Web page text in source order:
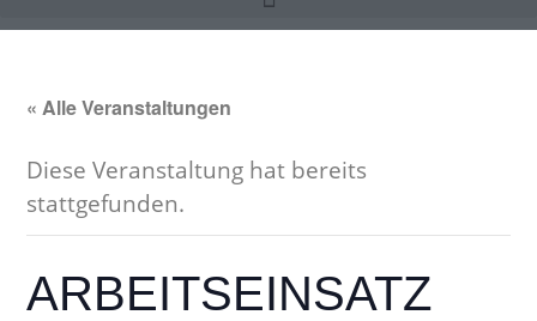
« Alle Veranstaltungen
Diese Veranstaltung hat bereits
stattgefunden.
ARBEITSEINSATZ